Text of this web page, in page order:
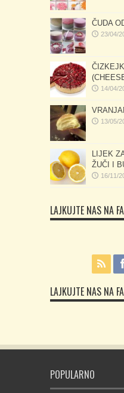
ČUDA
23/04/
14/04/
13/05/
LIJEK
ŽUČI I
16/11/
LAJKUJTE NAS NA
LAJKUJTE NAS NA
POPULARNO